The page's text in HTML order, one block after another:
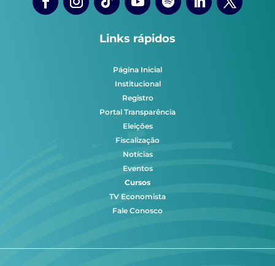
Links rápidos
Página Inicial
Institucional
Registro
Portal Transparência
Eleições
Fiscalização
Notícias
Eventos
Cursos
TV Economista
Fale Conosco